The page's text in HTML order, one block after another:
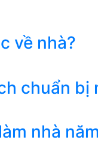
về nhà?
chuẩn bị
nhà